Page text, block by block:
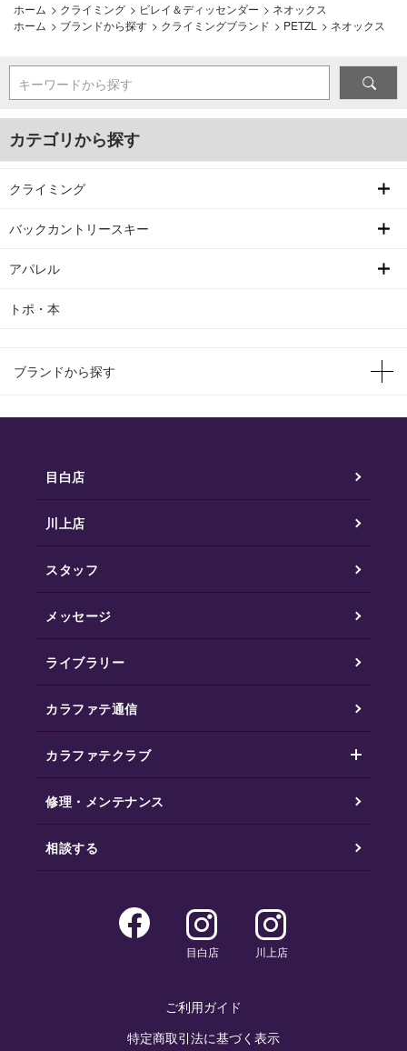
ホーム > クライミング > ビレイ＆ディッセンダー > ネオックス
ホーム > ブランドから探す > クライミングブランド > PETZL > ネオックス
キーワードから探す
カテゴリから探す
クライミング
バックカントリースキー
アパレル
トポ・本
ブランドから探す
目白店
川上店
スタッフ
メッセージ
ライブラリー
カラファテ通信
カラファテクラブ
修理・メンテナンス
相談する
目白店 川上店
ご利用ガイド
特定商取引法に基づく表示